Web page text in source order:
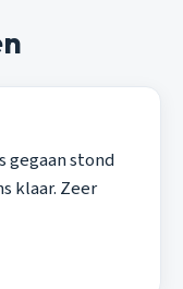
gegaan stond
klaar. Zeer